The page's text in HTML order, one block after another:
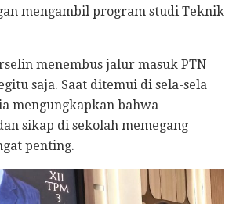
mengambil program studi Teknik
menembus jalur masuk PTN
saja. Saat ditemui di sela-sela
mengungkapkan bahwa
sikap di sekolah memegang
penting.